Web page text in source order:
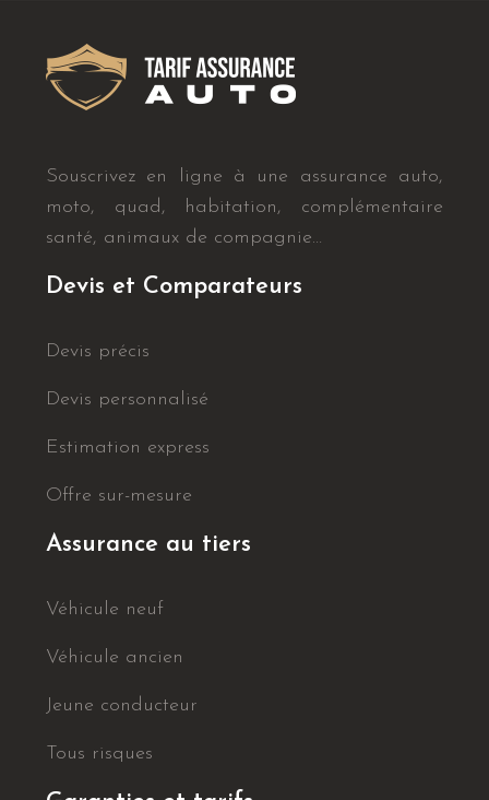
Souscrivez en ligne à une assurance auto,
moto, quad, habitation, complémentaire
santé, animaux de compagnie…
Devis et Comparateurs
Devis précis
Devis personnalisé
Estimation express
Offre sur-mesure
Assurance au tiers
Véhicule neuf
Véhicule ancien
Jeune conducteur
Tous risques